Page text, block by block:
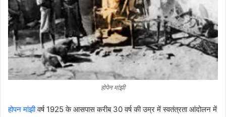
होपेन मांझी
होपन मांझीवर्ष 1925 के आसपास करीब 30 वर्ष की उम्र में स्वतंत्रता आंदोलन में